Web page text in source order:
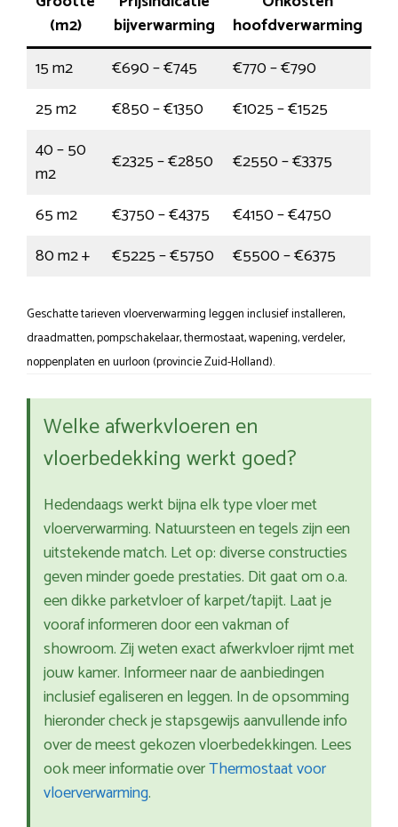
(m2)
bijverwarming
hoofdverwarming
15 m2
€690 – €745
€770 – €790
25 m2
€850 – €1350
€1025 – €1525
40 – 50
m2
€2325 – €2850
€2550 – €3375
65 m2
€3750 – €4375
€4150 – €4750
80 m2 +
€5225 – €5750 €5500 – €6375
Geschatte tarieven vloerverwarming leggen inclusief installeren,
draadmatten, pompschakelaar, thermostaat, wapening, verdeler,
noppenplaten en uurloon (provincie Zuid-Holland).
Welke afwerkvloeren en
vloerbedekking werkt goed?
Hedendaags werkt bijna elk type vloer met
vloerverwarming. Natuursteen en tegels zijn een
uitstekende match. Let op: diverse constructies
geven minder goede prestaties. Dit gaat om o.a.
een dikke parketvloer of karpet/tapijt. Laat je
vooraf informeren door een vakman of
showroom. Zij weten exact afwerkvloer rijmt met
jouw kamer. Informeer naar de aanbiedingen
inclusief egaliseren en leggen. In de opsomming
hieronder check je stapsgewijs aanvullende info
over de meest gekozen vloerbedekkingen. Lees
ook meer informatie overThermostaat voor
vloerverwarming.